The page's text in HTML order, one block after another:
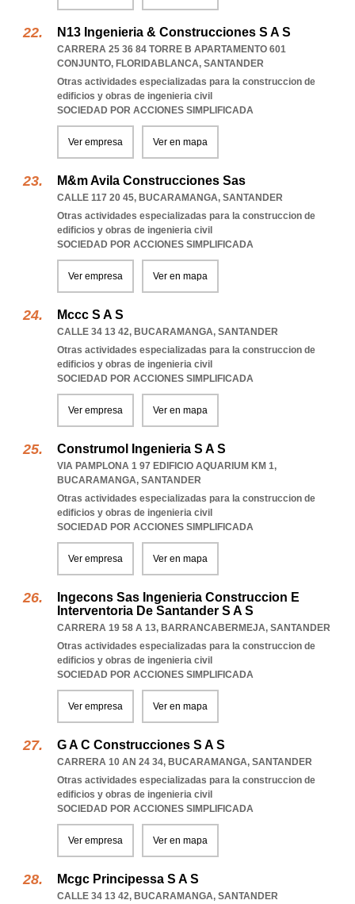
N13 Ingenieria & Construcciones S A S
CARRERA 25 36 84 TORRE B APARTAMENTO 601
CONJUNTO, FLORIDABLANCA, SANTANDER
Otras actividades especializadas para la construccion de
edificios y obras de ingenieria civil
SOCIEDAD POR ACCIONES SIMPLIFICADA
Ver empresa Ver en mapa
M&m Avila Construcciones Sas
CALLE 117 20 45, BUCARAMANGA, SANTANDER
Otras actividades especializadas para la construccion de
edificios y obras de ingenieria civil
SOCIEDAD POR ACCIONES SIMPLIFICADA
Ver empresa Ver en mapa
Mccc S A S
CALLE 34 13 42, BUCARAMANGA, SANTANDER
Otras actividades especializadas para la construccion de
edificios y obras de ingenieria civil
SOCIEDAD POR ACCIONES SIMPLIFICADA
Ver empresa Ver en mapa
Construmol Ingenieria S A S
VIA PAMPLONA 1 97 EDIFICIO AQUARIUM KM 1,
BUCARAMANGA, SANTANDER
Otras actividades especializadas para la construccion de
edificios y obras de ingenieria civil
SOCIEDAD POR ACCIONES SIMPLIFICADA
Ver empresa Ver en mapa
Ingecons Sas Ingenieria Construccion E
Interventoria De Santander S A S
CARRERA 19 58 A 13, BARRANCABERMEJA, SANTANDER
Otras actividades especializadas para la construccion de
edificios y obras de ingenieria civil
SOCIEDAD POR ACCIONES SIMPLIFICADA
Ver empresa Ver en mapa
G A C Construcciones S A S
CARRERA 10 AN 24 34, BUCARAMANGA, SANTANDER
Otras actividades especializadas para la construccion de
edificios y obras de ingenieria civil
SOCIEDAD POR ACCIONES SIMPLIFICADA
Ver empresa Ver en mapa
Mcgc Principessa S A S
CALLE 34 13 42, BUCARAMANGA, SANTANDER